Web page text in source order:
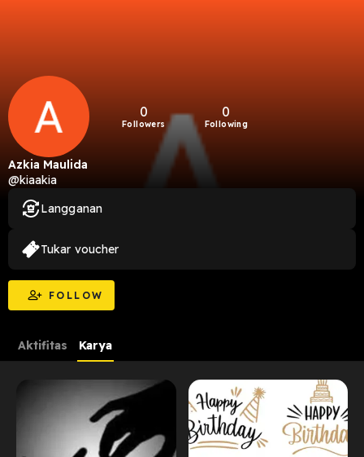
0
Followers
0
Following
Azkia Maulida
@kiaakia
FOLLOW
Langganan
Tukar voucher
Aktifitas Karya